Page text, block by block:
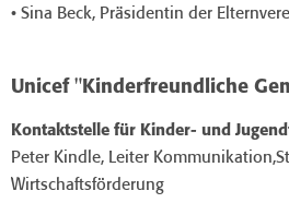
• Sina Beck, Präsidentin der
Unicef "Kinderfreundliche
Kontaktstelle für Kinder- und
Peter Kindle, Leiter
Wirtschaftsförderung